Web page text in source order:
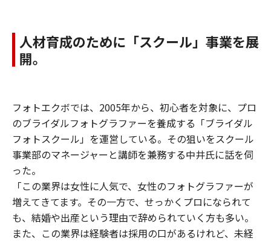
人材育成のために「スクール」事業を展
開。
フォトエクボでは、2005年から、初心者を対象に、プロ
のブライダルフォトグラファーを養成する「ブライダル
フォトスクール」を運営している。その狙いをスクール
事業部のマネージャーと講師を兼務する中井氏に話を伺
った。
「この業界は女性に人気で、女性のフォトグラファーが
増えてきてます。その一方で、せっかくプロになられて
も、結婚や出産という理由で辞められていく方も多い。
また、この業界は経験者は採用の口があるけれど、未経